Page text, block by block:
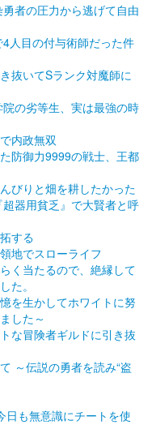
者の圧力から逃げて自由
人目の付与術師だった件
抜いてSランク対魔師に
の劣等生、実は最強の時
内政無双
防御力9999の戦士、王都
びりと畑を耕したかった
器用貧乏』で大賢者と呼
する
地でスローライフ
く当たるので、絶縁して
た。
を生かしてホワイトに努
した～
な冒険者ギルドに引き抜
～伝説の勇者を読み“盗
も無意識にチートを使